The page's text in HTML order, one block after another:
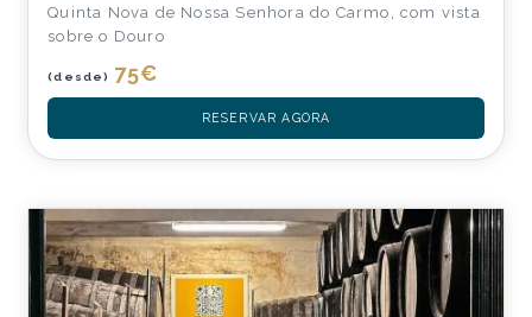
Quinta Nova de Nossa Senhora do Carmo, com vista
sobre o Douro
(desde) 75€
RESERVAR AGORA